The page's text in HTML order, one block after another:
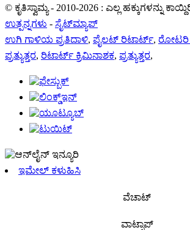
© ಕೃತಿಸ್ವಾಮ್ಯ - 2010-2026 : ಎಲ್ಲ ಹಕ್ಕುಗಳನ್ನು
ಉತ್ಪನ್ನಗಳು - ಸೈಟ್‌ಮ್ಯಾಪ್
ಉಗಿ ಗಾಳಿಯ ಪ್ರತಿದಾಳಿ, ಪೈಲಟ್ ರಿಟಾರ್ಟ್, ರೋಟರಿ
ಪ್ರತ್ಯುತ್ತರ, ರಿಟಾರ್ಟ್ ಕ್ರಿಮಿನಾಶಕ, ಪ್ರತ್ಯುತ್ತರ,
ಇಮೇಲ್ ಕಳುಹಿಸಿ
ವೆಚಾಟ್
ವಾಟ್ಸಾಪ್